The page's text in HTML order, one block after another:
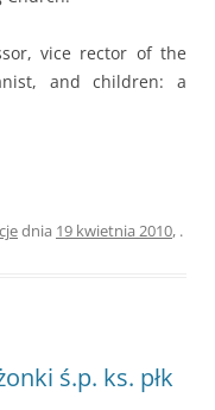
vice rector of the
and children: a
dnia 19 kwietnia 2010, .
ś.p. ks. płk